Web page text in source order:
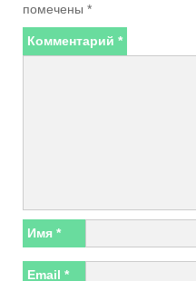
помечены *
Комментарий *
Имя *
Email *